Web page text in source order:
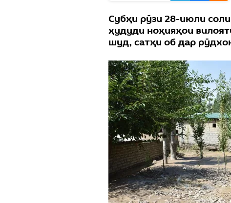
Субҳи рӯзи 28-июли
ҳудуди ноҳияҳои
шуд, сатҳи об дар